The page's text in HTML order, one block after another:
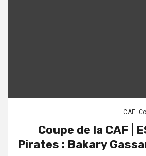
CAF
Coupe de la CAF |
Pirates : Bakary